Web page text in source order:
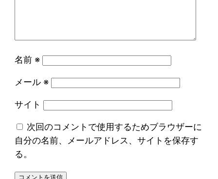
名前 ※
メール ※
サイト
次回のコメントで使用するためブラウザーに
自分の名前、メールアドレス、サイトを保存す
る。